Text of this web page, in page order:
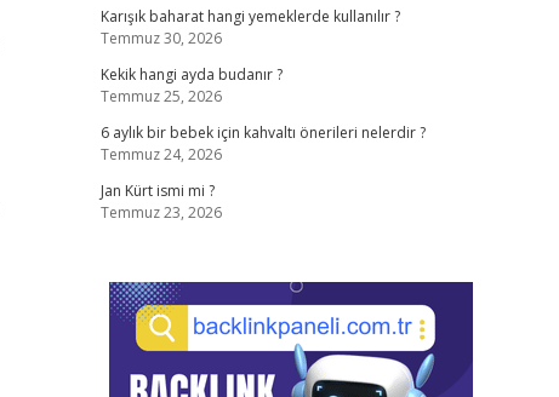
Karışık baharat hangi yemeklerde kullanılır ?
Temmuz 30, 2026
Kekik hangi ayda budanır ?
Temmuz 25, 2026
6 aylık bir bebek için kahvaltı önerileri nelerdir ?
Temmuz 24, 2026
Jan Kürt ismi mi ?
Temmuz 23, 2026